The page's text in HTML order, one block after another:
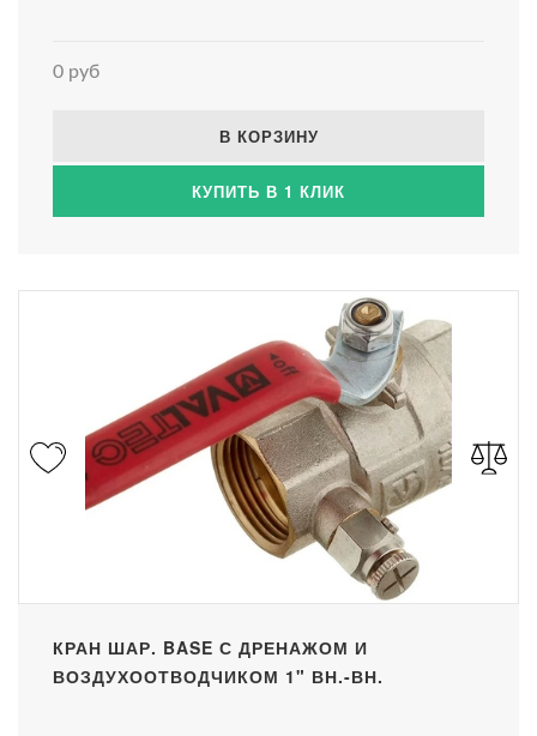
0 руб
В КОРЗИНУ
КУПИТЬ В 1 КЛИК
КРАН ШАР. BASE С ДРЕНАЖОМ И
ВОЗДУХООТВОДЧИКОМ 1" ВН.-ВН.